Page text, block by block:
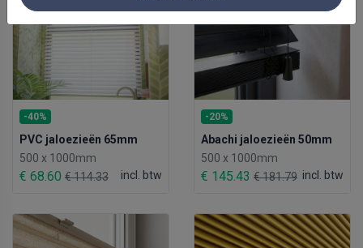
-40%
PVC jaloezieën 65mm
500 x 1000mm
€ 68.60 € 114.33 incl. btw
-20%
Abachi jaloezieën 50mm
500 x 1000mm
€ 145.43 € 181.79 incl. btw